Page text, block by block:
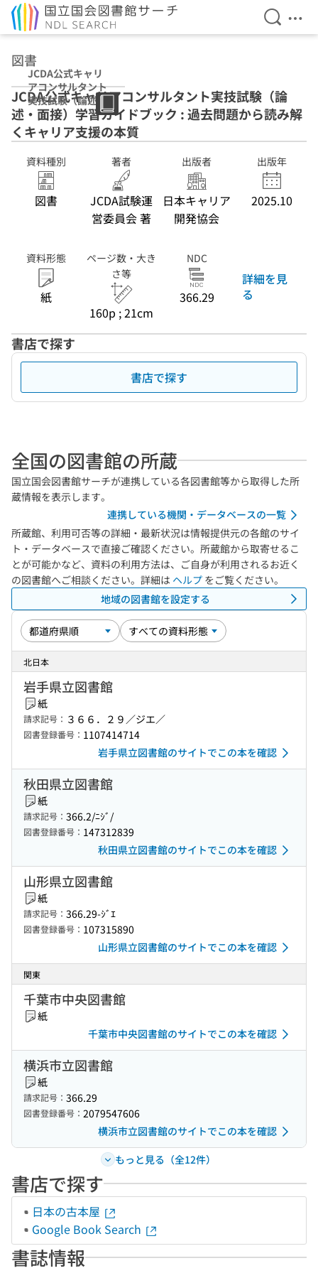
検索を
メ
図書
JCDA公式キャリ
アコンサルタント
実技試験（論述・
面接）学習ガイド
ブック : 過去問題
から読み解くキャ
リア支援の本質
JCDA公式キャリアコンサルタント実技試験（論
述・面接）学習ガイドブック : 過去問題から読み解
くキャリア支援の本質
資料種別
図書
著者
JCDA試験運
営委員会 著
出版者
日本キャリア
開発協会
出版年
2025.10
資料形態
紙
ページ数・大き
さ等
160p ; 21cm
NDC
366.29
詳細を見
る
書店で探す
書店で探す
全国の図書館の所蔵
国立国会図書館サーチが連携している各図書館等から取得した所
蔵情報を表示します。
連携している機関・データベースの一覧
所蔵館、利用可否等の詳細・最新状況は情報提供元の各館のサイ
ト・データベースで直接ご確認ください。所蔵館から取寄せるこ
とが可能かなど、資料の利用方法は、ご自身が利用されるお近く
の図書館へご相談ください。詳細は ヘルプ をご覧ください。
地域の図書館を設定する
北日本
岩手県立図書館
紙
請求記号： ３６６．２９／ジエ／
図書登録番号： 1107414714
岩手県立図書館のサイトでこの本を確認
秋田県立図書館
紙
請求記号： 366.2/ﾆｼﾞ/
図書登録番号： 147312839
秋田県立図書館のサイトでこの本を確認
山形県立図書館
紙
請求記号： 366.29-ｼﾞｴ
図書登録番号： 107315890
山形県立図書館のサイトでこの本を確認
関東
千葉市中央図書館
紙
千葉市中央図書館のサイトでこの本を確認
横浜市立図書館
紙
請求記号： 366.29
図書登録番号： 2079547606
横浜市立図書館のサイトでこの本を確認
もっと見る（全12件）
書店で探す
日本の古本屋
Google Book Search
書誌情報